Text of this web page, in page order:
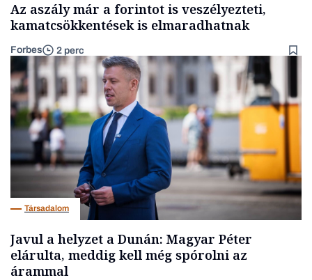
Az aszály már a forintot is veszélyezteti,
kamatcsökkentések is elmaradhatnak
Forbes 2 perc
Társadalom
Javul a helyzet a Dunán: Magyar Péter
elárulta, meddig kell még spórolni az
árammal